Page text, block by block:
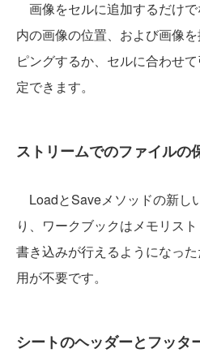
画像をセルに追加するだけ
内の画像の位置、および画像
ピングするか、セルに合わせ
定できます。
ストリームでのファイルの
LoadとSaveメソッドの新し
り、ワークブックはメモリス
書き込みが行えるようになっ
用が不要です。
シートのヘッダーとフッタ